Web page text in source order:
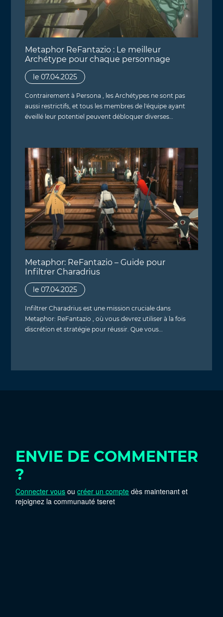
Metaphor ReFantazio : Le meilleur
Archétype pour chaque personnage
le 07.04.2025
Contrairement à Persona , les Archétypes ne sont pas
aussi restrictifs, et tous les membres de l'équipe ayant
éveillé leur potentiel peuvent débloquer diverses…
Metaphor: ReFantazio – Guide pour
Infiltrer Charadrius
le 07.04.2025
Infiltrer Charadrius est une mission cruciale dans
Metaphor: ReFantazio , où vous devrez utiliser à la fois
discrétion et stratégie pour réussir. Que vous…
ENVIE DE COMMENTER
?
Connecter vous oucréer un compte dès maintenant et
rejoignez la communauté tseret